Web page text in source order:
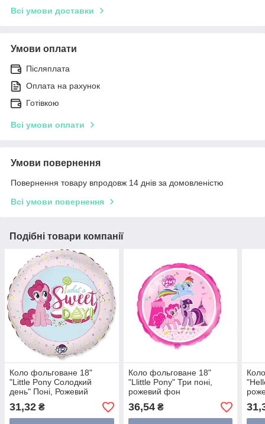
Всі умови доставки
Умови оплати
Післяплата
Оплата на рахунок
Готівкою
Всі умови оплати
Умови повернення
Повернення товару впродовж 14 днів за домовленістю
Всі умови повернення
Подібні товари компанії
Коло фольговане 18"
"Little Pony Солодкий
день" Поні, Рожевий
31,32 ₴
Коло фольговане 18"
"Llittle Pony" Три поні,
рожевий фон
36,54₴